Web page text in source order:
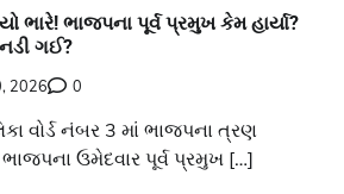
ભારે! ભાજપના પૂર્વ પ્રમુખ કેમ હાર્યા?
ગઈ?
2026 0
વોર્ડ નંબર 3 માં ભાજપના ત્રણ
ભાજપના ઉમેદવાર પૂર્વ પ્રમુખ […]